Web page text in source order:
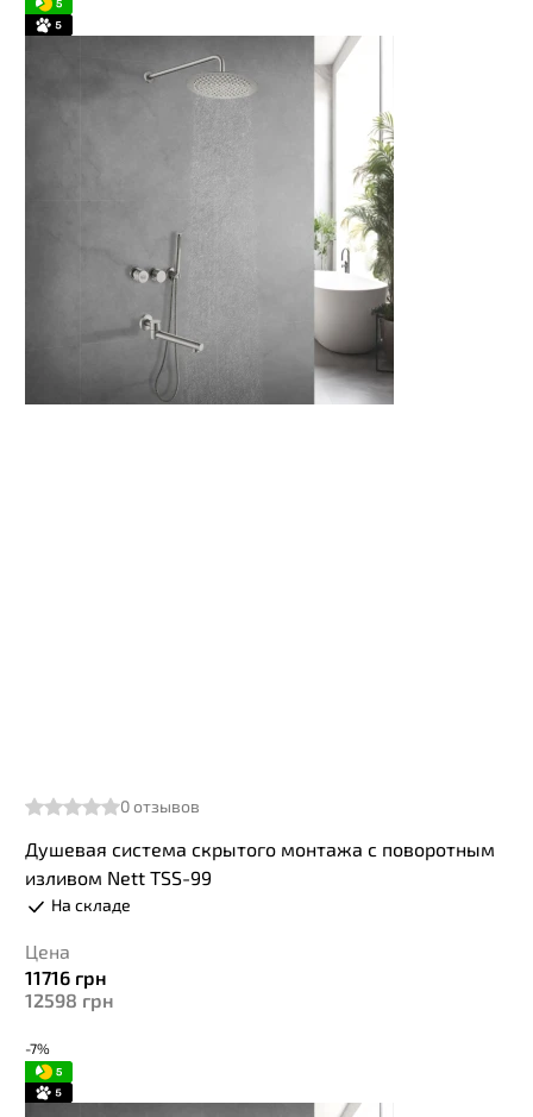
0отзывов
Душевая система скрытого монтажа с поворотным
изливом Nett TSS-99
На складе
Цена
11716 грн
12598 грн
-7%